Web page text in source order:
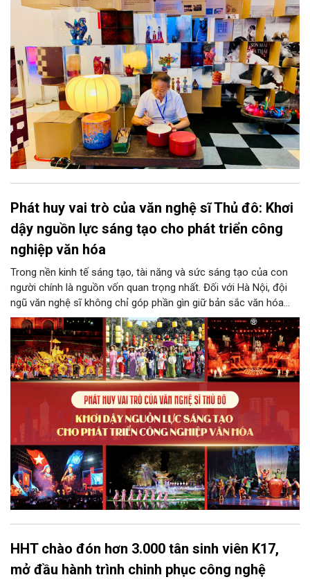
khơi thông mạch ngầm của hệ sinh thái thủ công, biến vốn cổ
thành động lực bền vững cho tương lai.
Phát huy vai trò của văn nghệ sĩ Thủ đô: Khơi
dậy nguồn lực sáng tạo cho phát triển công
nghiệp văn hóa
Trong nền kinh tế sáng tạo, tài năng và sức sáng tạo của con
người chính là nguồn vốn quan trọng nhất. Đối với Hà Nội, đội
ngũ văn nghệ sĩ không chỉ góp phần gìn giữ bản sắc văn hóa
mà còn giữ vai trò trung tâm trong quá trình hình thành các sản
phẩm công nghiệp văn hóa có giá trị. Khơi dậy, phát huy và tạo
điều kiện để nguồn lực sáng tạo ấy phát triển sẽ là “chìa khóa”
để Hà Nội khai thác hiệu quả tiềm năng văn hóa, nâng cao năng
lực cạnh tranh và khẳng định vị thế của một trung tâm sáng tạo
trong kỷ nguyên mới.
HHT chào đón hơn 3.000 tân sinh viên K17,
mở đầu hành trình chinh phục công nghệ